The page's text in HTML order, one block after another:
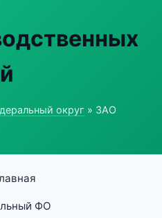
округ » ЗАО
ФО